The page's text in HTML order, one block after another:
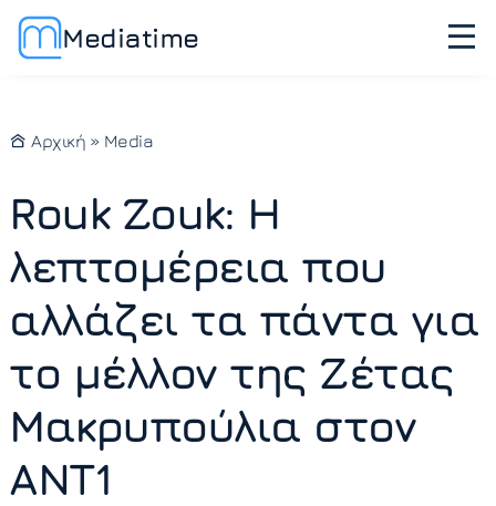
Mediatime
Αρχική » Media
Rouk Zouk: Η
λεπτομέρεια που
αλλάζει τα πάντα για
το μέλλον της Ζέτας
Μακρυπούλια στον
ΑΝΤ1